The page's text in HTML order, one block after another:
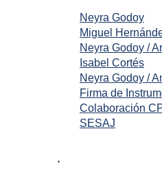
Neyra Godoy
Miguel
Neyra Godoy /
Isabel Cortés
Neyra Godoy /
Firma de
Colaboración
SESAJ